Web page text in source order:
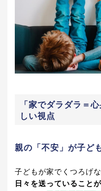
「家でダラダラ＝
しい視点
親の「不安」が子ど
子どもが家でくつろげな
日々を送っていること